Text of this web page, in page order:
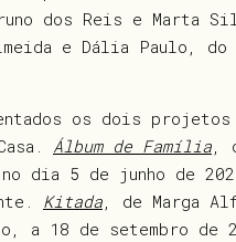
dos Reis e Marta
e Dália Paulo, do
os dois projetos
Álbum de Família,
dia 5 de junho de
Kitada, de Marga
a 18 de setembro de